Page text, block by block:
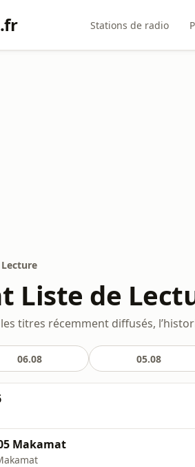
Stations de radio
Liste de
titres récemment diffusés,
06.08 05.08
Makamat